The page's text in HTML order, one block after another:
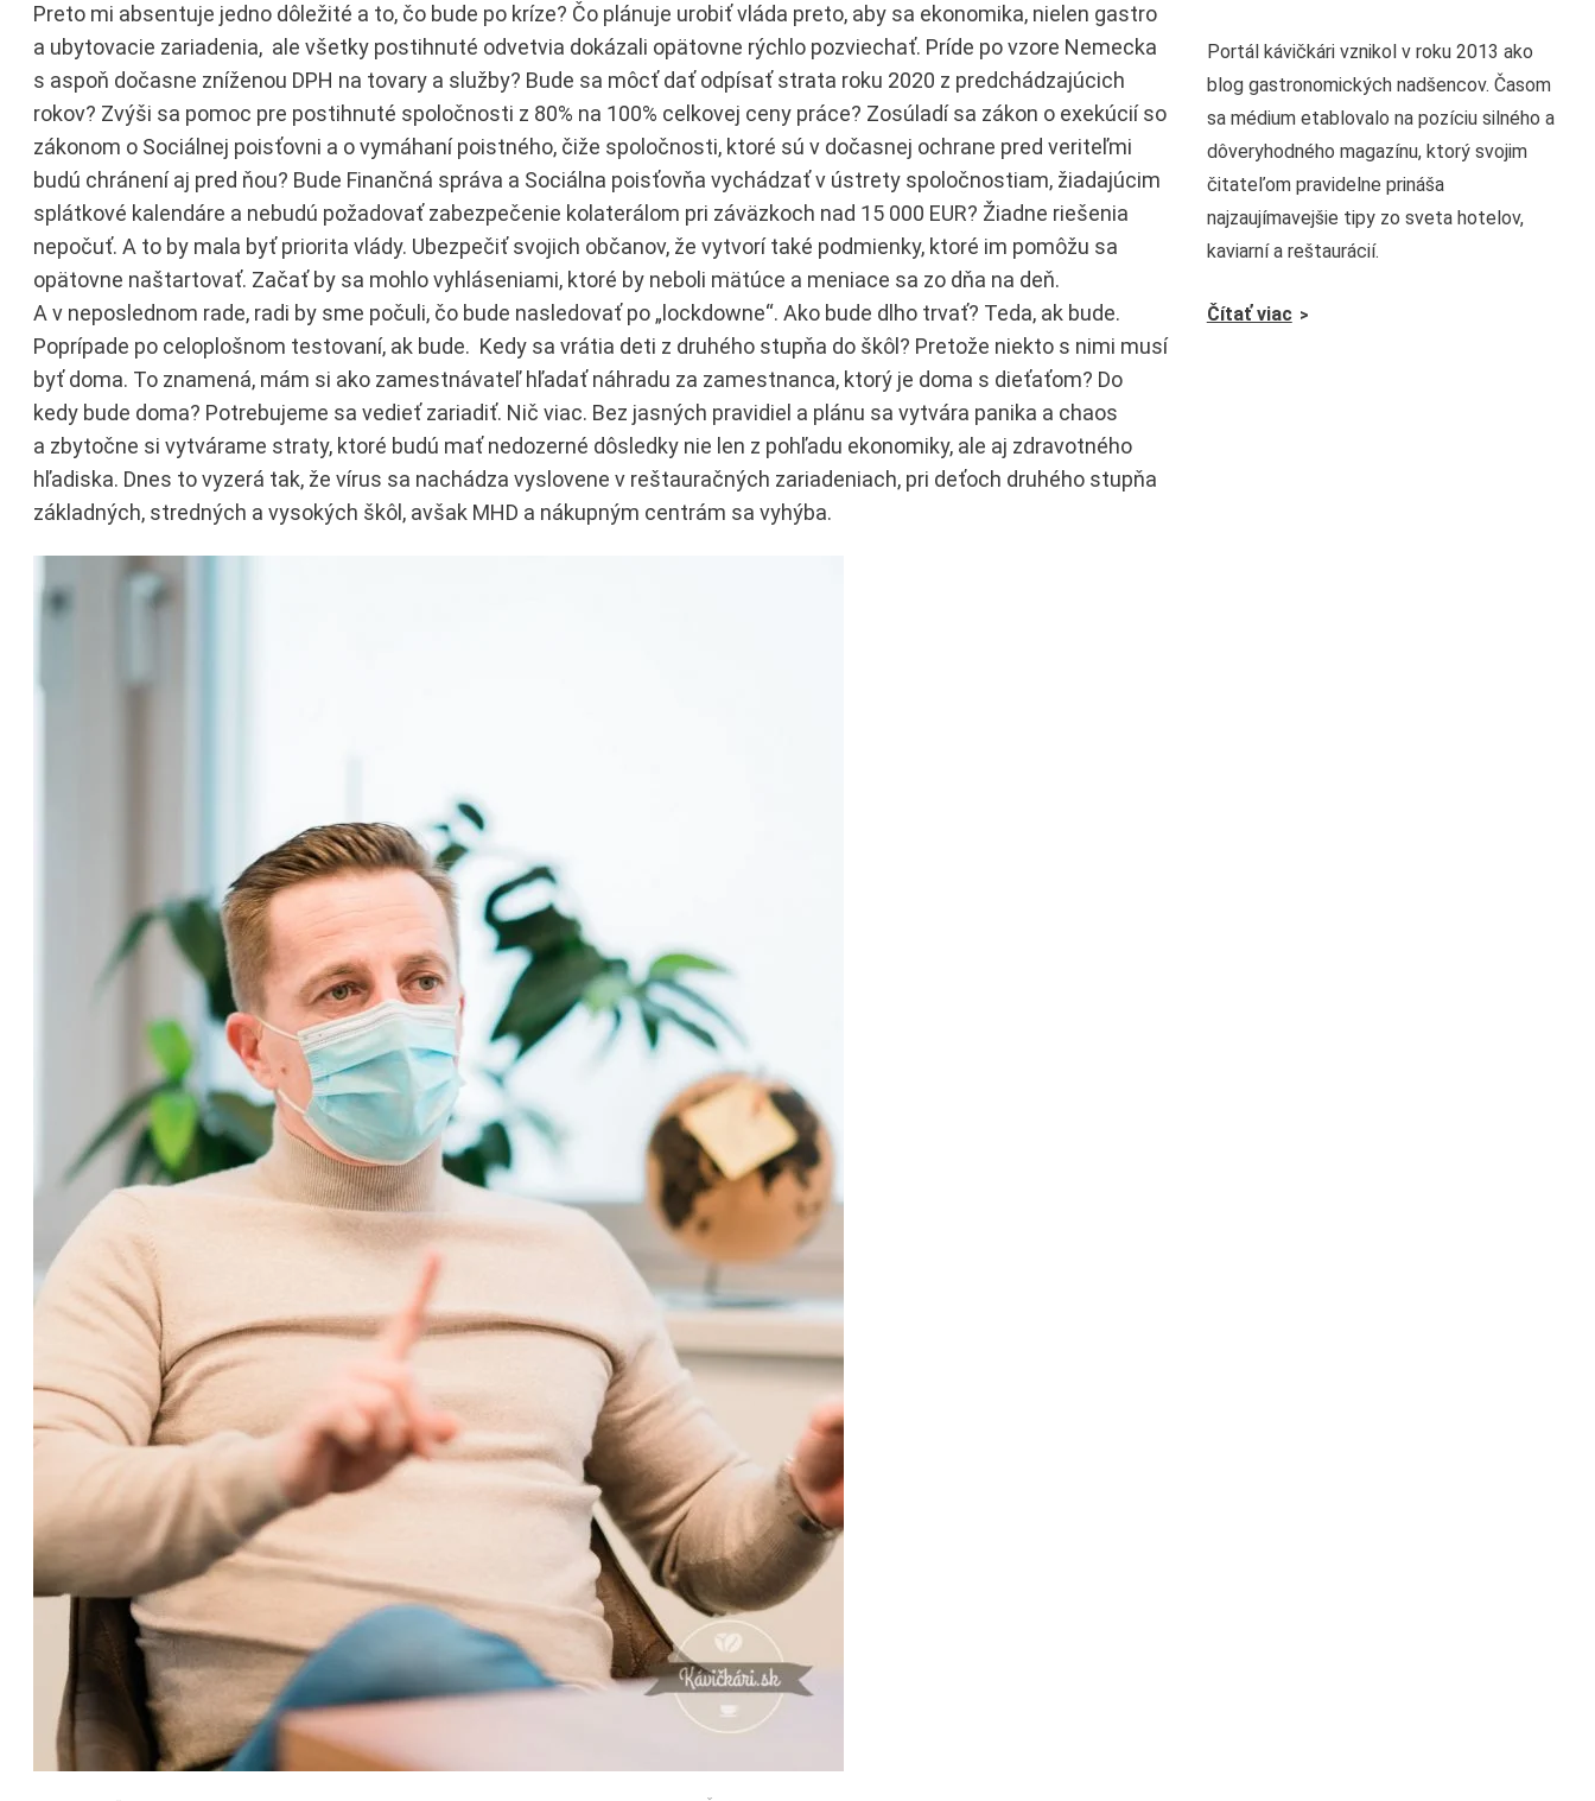
Preto mi absentuje jedno dôležité a to, čo bude po kríze? Čo plánuje urobiť vláda preto, aby sa ekonomika, nielen gastro
a ubytovacie zariadenia, ale všetky postihnuté odvetvia dokázali opätovne rýchlo pozviechať. Príde po vzore Nemecka
s aspoň dočasne zníženou DPH na tovary a služby? Bude sa môcť dať odpísať strata roku 2020 z predchádzajúcich
rokov? Zvýši sa pomoc pre postihnuté spoločnosti z 80% na 100% celkovej ceny práce? Zosúladí sa zákon o exekúcií so
zákonom o Sociálnej poisťovni a o vymáhaní poistného, čiže spoločnosti, ktoré sú v dočasnej ochrane pred veriteľmi
budú chránení aj pred ňou? Bude Finančná správa a Sociálna poisťovňa vychádzať v ústrety spoločnostiam, žiadajúcim
splátkové kalendáre a nebudú požadovať zabezpečenie kolaterálom pri záväzkoch nad 15 000 EUR? Žiadne riešenia
nepočuť. A to by mala byť priorita vlády. Ubezpečiť svojich občanov, že vytvorí také podmienky, ktoré im pomôžu sa
opätovne naštartovať. Začať by sa mohlo vyhláseniami, ktoré by neboli mätúce a meniace sa zo dňa na deň.
A v neposlednom rade, radi by sme počuli, čo bude nasledovať po „lockdowne“. Ako bude dlho trvať? Teda, ak bude.
Poprípade po celoplošnom testovaní, ak bude. Kedy sa vrátia deti z druhého stupňa do škôl? Pretože niekto s nimi musí
byť doma. To znamená, mám si ako zamestnávateľ hľadať náhradu za zamestnanca, ktorý je doma s dieťaťom? Do
kedy bude doma? Potrebujeme sa vedieť zariadiť. Nič viac. Bez jasných pravidiel a plánu sa vytvára panika a chaos
a zbytočne si vytvárame straty, ktoré budú mať nedozerné dôsledky nie len z pohľadu ekonomiky, ale aj zdravotného
hľadiska. Dnes to vyzerá tak, že vírus sa nachádza vyslovene v reštauračných zariadeniach, pri deťoch druhého stupňa
základných, stredných a vysokých škôl, avšak MHD a nákupným centrám sa vyhýba.
Portál kávičkári vznikol v roku 2013 ako
blog gastronomických nadšencov. Časom
sa médium etablovalo na pozíciu silného a
dôveryhodného magazínu, ktorý svojim
čitateľom pravidelne prináša
najzaujímavejšie tipy zo sveta hotelov,
kaviarní a reštaurácií.
Čítať viac